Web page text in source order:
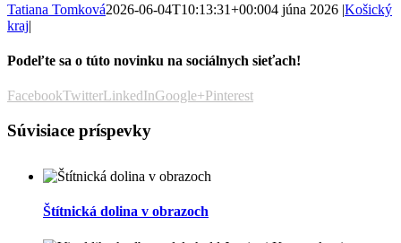
Tatiana Tomková2026-06-04T10:13:31+00:004 júna 2026 |Košický
kraj|
Podeľte sa o túto novinku na sociálnych sieťach!
FacebookTwitterLinkedInGoogle+Pinterest
Súvisiace príspevky
Štítnická dolina v obrazoch